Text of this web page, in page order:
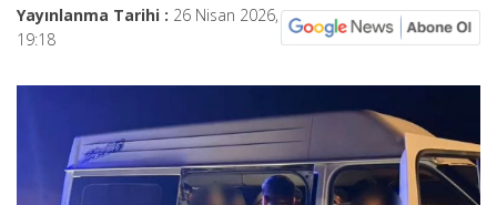
Yayınlanma Tarihi : 26 Nisan 2026,
19:18